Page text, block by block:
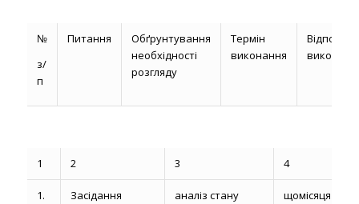
№
з/
п
Питання
Обґрунтування
необхідності
розгляду
Термін
виконання
виконавці
1 2 3 4
1.
Засідання
аналіз стану
щомісяця